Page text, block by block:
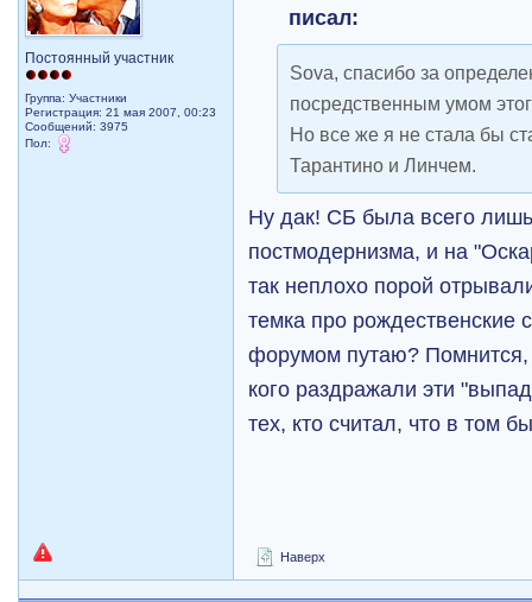
Постоянный участник
Группа: Участники
Регистрация: 21 мая 2007, 00:23
Сообщений: 3975
Пол:
писал:
Sova, спасибо за
посредственным умом
Но все же я не стала бы
Тарантино и Линчем.
Ну дак! СБ была всего
постмодернизма, и на
так неплохо порой
темка про рождественские
форумом путаю? Помнится,
кого раздражали эти
тех, кто считал, что в том
Наверх